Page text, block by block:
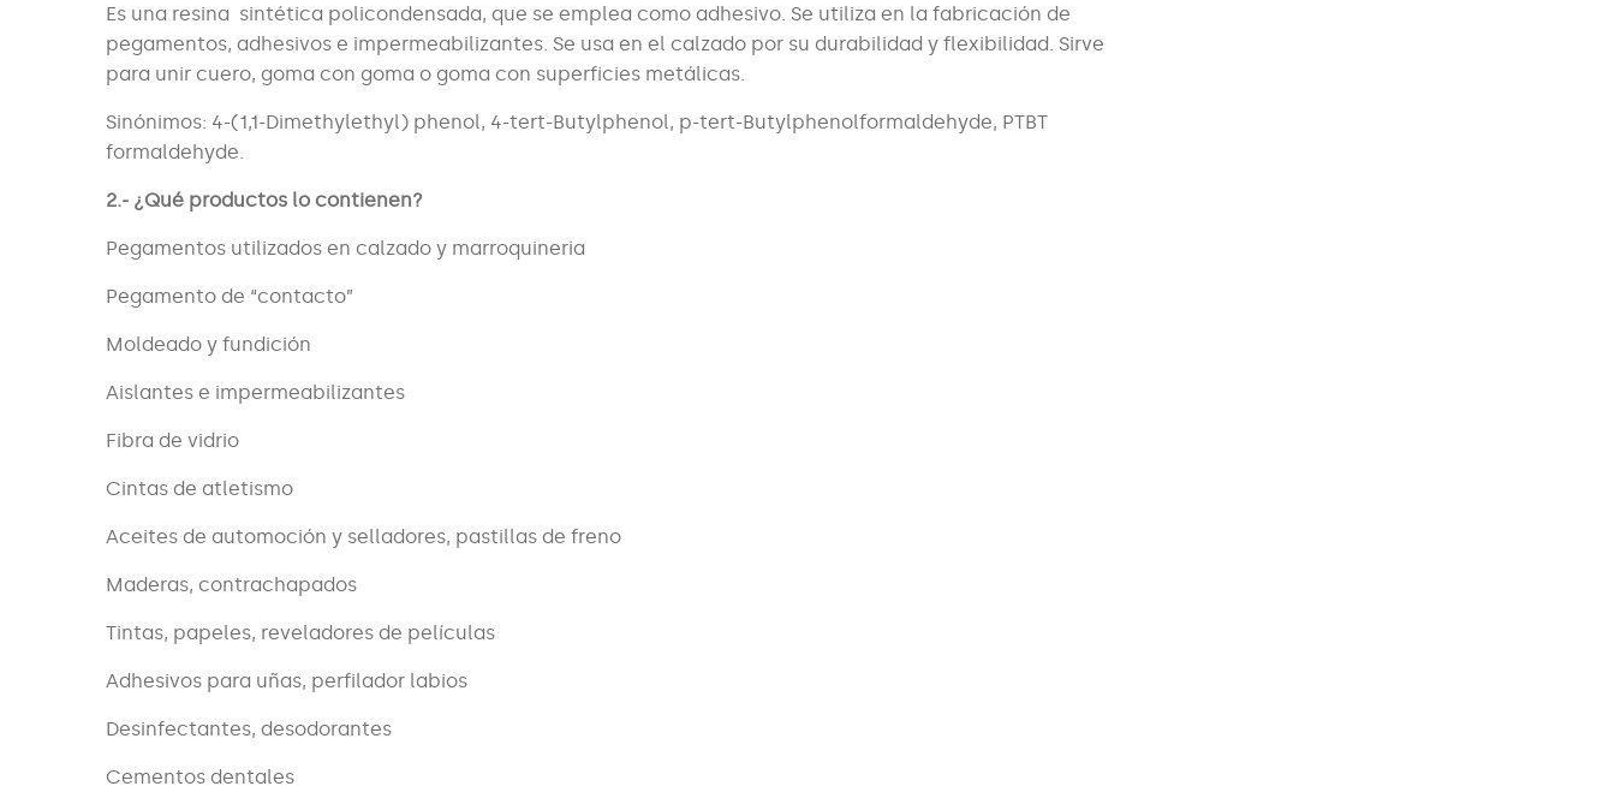
Es una resina sintética policondensada, que se emplea como adhesivo. Se utiliza en la fabricación de
pegamentos, adhesivos e impermeabilizantes. Se usa en el calzado por su durabilidad y flexibilidad. Sirve
para unir cuero, goma con goma o goma con superficies metálicas.
Sinónimos: 4-(1,1-Dimethylethyl) phenol, 4-tert-Butylphenol, p-tert-Butylphenolformaldehyde, PTBT
formaldehyde.
2.- ¿Qué productos lo contienen?
Pegamentos utilizados en calzado y marroquineria
Pegamento de “contacto”
Moldeado y fundición
Aislantes e impermeabilizantes
Fibra de vidrio
Cintas de atletismo
Aceites de automoción y selladores, pastillas de freno
Maderas, contrachapados
Tintas, papeles, reveladores de películas
Adhesivos para uñas, perfilador labios
Desinfectantes, desodorantes
Cementos dentales